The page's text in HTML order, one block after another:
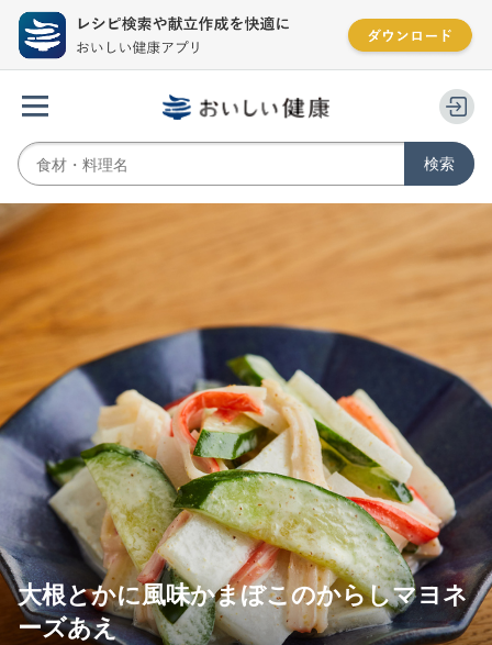
大根とかに風味かまぼこのからしマヨネ
ーズあえ